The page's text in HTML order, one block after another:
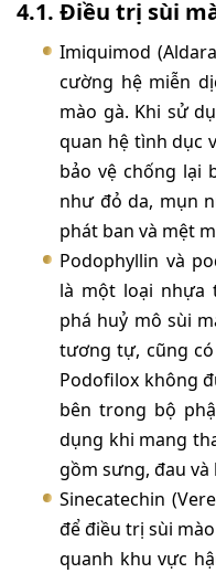
4.1. Điều trị sùi
Imiquimod
cường hệ miễn
mào gà. Khi sử
quan hệ tình dục
bảo vệ chống lại
như đỏ da, mụn
phát ban và mệt
Podophyllin và
là một loại nhựa
phá huỷ mô sùi
tương tự, cũng
Podofilox không
bên trong bộ
dụng khi mang
gồm sưng, đau và
Sinecatechin
để điều trị sùi
quanh khu vực